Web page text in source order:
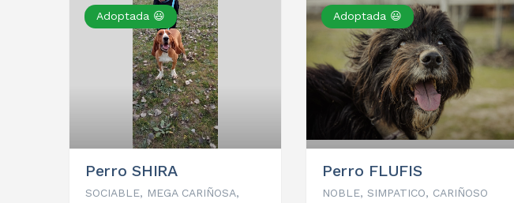
Adoptada 😃
Perro SHIRA
SOCIABLE, MEGA CARIÑOSA,
Adoptada 😃
Perro FLUFIS
NOBLE, SIMPATICO, CARIÑOSO